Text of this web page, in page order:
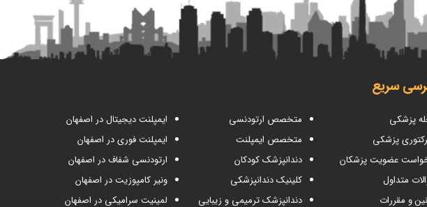
سریع
پزشکی
پزشکی
عضویت پزشکان
متداول
و مقررات
متخصص ارتودنسی
متخصص ایمپلنت
دندانپزشک کودکان
کلینیک دندانپزشکی
دندانپزشک ترمیمی و زیبایی
ایمپلنت دیجیتال در اصفهان
ایمپلنت فوری در اصفهان
ارتودنسی شفاف در اصفهان
ونیر کامپوزیت در اصفهان
لمینیت سرامیکی در اصفهان